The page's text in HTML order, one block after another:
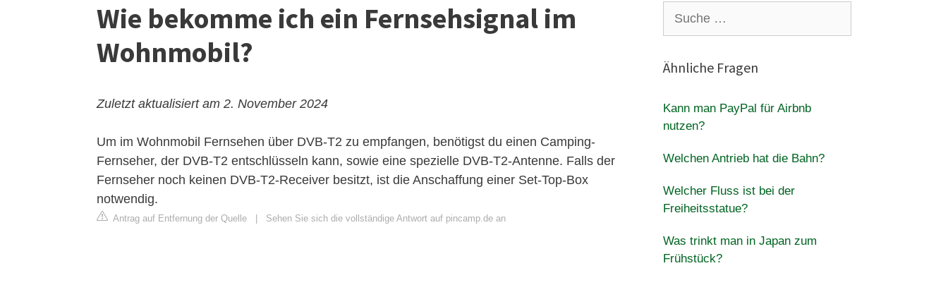
Wie bekomme ich ein Fernsehsignal im
Wohnmobil?
Zuletzt aktualisiert am 2. November 2024
Um im Wohnmobil Fernsehen über DVB-T2 zu empfangen, benötigst du einen Camping-
Fernseher, der DVB-T2 entschlüsseln kann, sowie eine spezielle DVB-T2-Antenne. Falls der
Fernseher noch keinen DVB-T2-Receiver besitzt, ist die Anschaffung einer Set-Top-Box
notwendig.
Antrag auf Entfernung der Quelle Sehen Sie sich die vollständige Antwort auf pincamp.de an
nach:
Ähnliche Fragen
Kann man PayPal für Airbnb
nutzen?
Welchen Antrieb hat die Bahn?
Welcher Fluss ist bei der
Freiheitsstatue?
Was trinkt man in Japan zum
Frühstück?